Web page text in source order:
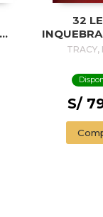
32
DEL
LAWS
AND
TRACY,
S/